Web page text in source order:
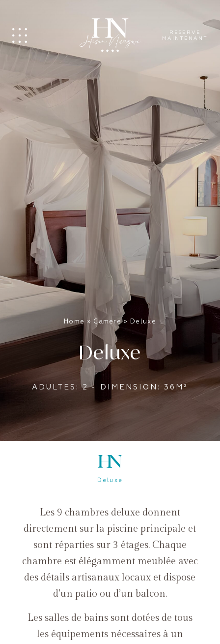
RESERVE
MAINTENANT
Home » Camere» Deluxe
Deluxe
ADULTES: 2 - DIMENSION: 36M²
Deluxe
Les 9 chambres deluxe donnent
directement sur la piscine principale et
sont réparties sur 3 étages. Chaque
chambre est élégamment meublée avec
des détails artisanaux locaux et dispose
d’un patio ou d’un balcon.
Les salles de bains sont dotées de tous
les équipements nécessaires à un